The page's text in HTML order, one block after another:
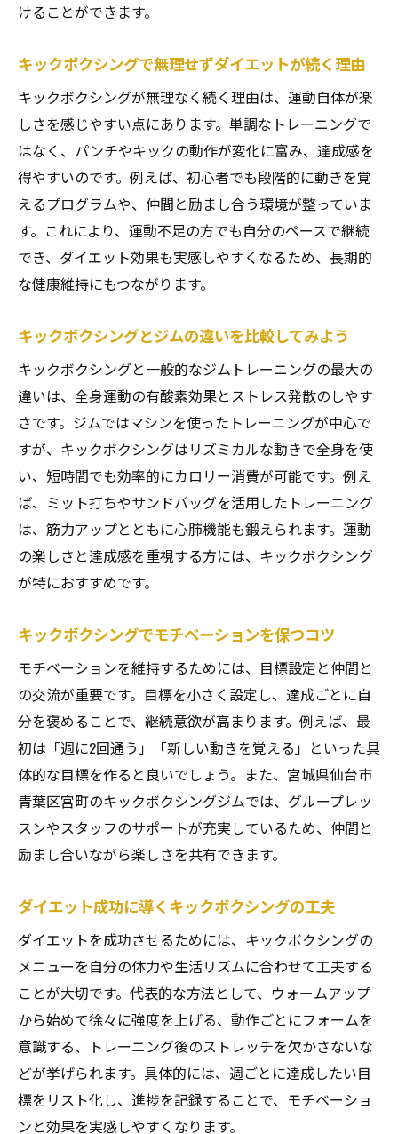
けることができます。
キックボクシングで無理せずダイエットが続く理由
キックボクシングが無理なく続く理由は、運動自体が楽
しさを感じやすい点にあります。単調なトレーニングで
はなく、パンチやキックの動作が変化に富み、達成感を
得やすいのです。例えば、初心者でも段階的に動きを覚
えるプログラムや、仲間と励まし合う環境が整っていま
す。これにより、運動不足の方でも自分のペースで継続
でき、ダイエット効果も実感しやすくなるため、長期的
な健康維持にもつながります。
キックボクシングとジムの違いを比較してみよう
キックボクシングと一般的なジムトレーニングの最大の
違いは、全身運動の有酸素効果とストレス発散のしやす
さです。ジムではマシンを使ったトレーニングが中心で
すが、キックボクシングはリズミカルな動きで全身を使
い、短時間でも効率的にカロリー消費が可能です。例え
ば、ミット打ちやサンドバッグを活用したトレーニング
は、筋力アップとともに心肺機能も鍛えられます。運動
の楽しさと達成感を重視する方には、キックボクシング
が特におすすめです。
キックボクシングでモチベーションを保つコツ
モチベーションを維持するためには、目標設定と仲間と
の交流が重要です。目標を小さく設定し、達成ごとに自
分を褒めることで、継続意欲が高まります。例えば、最
初は「週に2回通う」「新しい動きを覚える」といった具
体的な目標を作ると良いでしょう。また、宮城県仙台市
青葉区宮町のキックボクシングジムでは、グループレッ
スンやスタッフのサポートが充実しているため、仲間と
励まし合いながら楽しさを共有できます。
ダイエット成功に導くキックボクシングの工夫
ダイエットを成功させるためには、キックボクシングの
メニューを自分の体力や生活リズムに合わせて工夫する
ことが大切です。代表的な方法として、ウォームアップ
から始めて徐々に強度を上げる、動作ごとにフォームを
意識する、トレーニング後のストレッチを欠かさないな
どが挙げられます。具体的には、週ごとに達成したい目
標をリスト化し、進捗を記録することで、モチベーショ
ンと効果を実感しやすくなります。